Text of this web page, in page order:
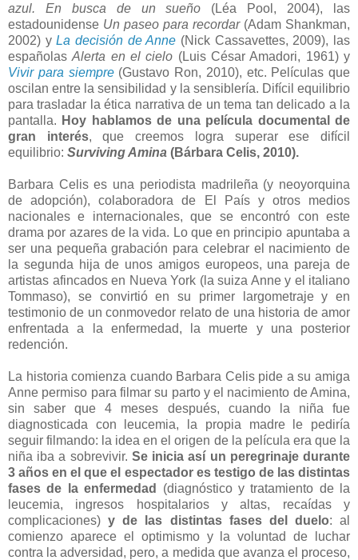
azul. En busca de un sueño (Léa Pool, 2004), las
estadounidense Un paseo para recordar(Adam Shankman,
2002) yLa decisión de Anne (Nick Cassavettes, 2009), las
españolasAlerta en el cielo (Luis César Amadori, 1961) y
Vivir para siempre(Gustavo Ron, 2010), etc. Películas que
oscilan entre la sensibilidad y la sensiblería. Difícil equilibrio
para trasladar la ética narrativa de un tema tan delicado a la
pantalla. Hoy hablamos de una película documental de
gran interés, que creemos logra superar ese difícil
equilibrio: Surviving Amina (Bárbara Celis, 2010).
Barbara Celis es una periodista madrileña (y neoyorquina
de adopción), colaboradora de El País y otros medios
nacionales e internacionales, que se encontró con este
drama por azares de la vida. Lo que en principio apuntaba a
ser una pequeña grabación para celebrar el nacimiento de
la segunda hija de unos amigos europeos, una pareja de
artistas afincados en Nueva York (la suiza Anne y el italiano
Tommaso), se convirtió en su primer largometraje y en
testimonio de un conmovedor relato de una historia de amor
enfrentada a la enfermedad, la muerte y una posterior
redención.
La historia comienza cuando Barbara Celis pide a su amiga
Anne permiso para filmar su parto y el nacimiento de Amina,
sin saber que 4 meses después, cuando la niña fue
diagnosticada con leucemia, la propia madre le pediría
seguir filmando: la idea en el origen de la película era que la
niña iba a sobrevivir. Se inicia así un peregrinaje durante
3 años en el que el espectador es testigo de las distintas
fases de la enfermedad
(diagnóstico y tratamiento de la
leucemia, ingresos hospitalarios y altas, recaídas y
complicaciones)y de las distintas fases del duelo: al
comienzo aparece el optimismo y la voluntad de luchar
contra la adversidad, pero, a medida que avanza el proceso,